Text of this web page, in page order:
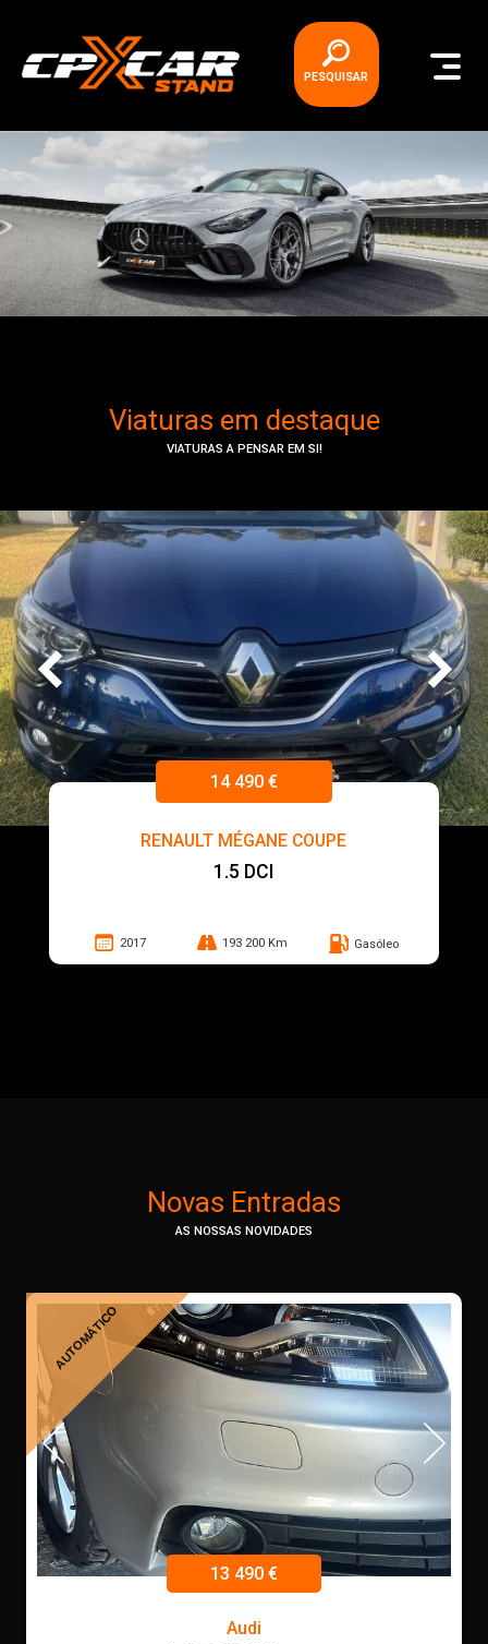
Viaturas em destaque
VIATURAS A PENSAR EM SI!
14 490 €
RENAULT MÉGANE COUPE
1.5 DCI
2017 193 200 Km Gasóleo
Novas Entradas
AS NOSSAS NOVIDADES
13 490 €
Audi
AUTOMÁTICO
PESQUISAR